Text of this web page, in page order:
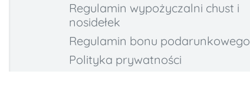
Regulamin wypożyczalni chust i
nosidełek
Regulamin bonu podarunkowego
Polityka prywatności